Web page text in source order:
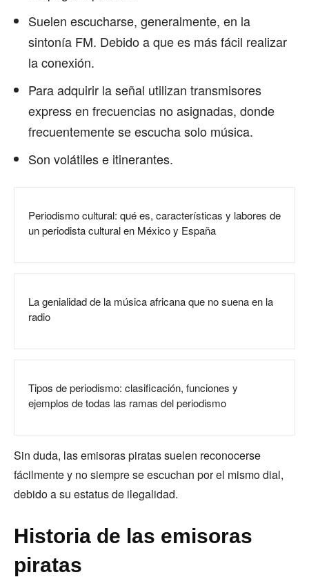
Suelen escucharse, generalmente, en la
sintonía FM. Debido a que es más fácil realizar
la conexión.
Para adquirir la señal utilizan transmisores
express en frecuencias no asignadas, donde
frecuentemente se escucha solo música.
Son volátiles e itinerantes.
Periodismo cultural: qué es, características y labores de
un periodista cultural en México y España
La genialidad de la música africana que no suena en la
radio
Tipos de periodismo: clasificación, funciones y
ejemplos de todas las ramas del periodismo
Sin duda, las emisoras piratas suelen reconocerse
fácilmente y no siempre se escuchan por el mismo dial,
debido a su estatus de ilegalidad.
Historia de las emisoras
piratas